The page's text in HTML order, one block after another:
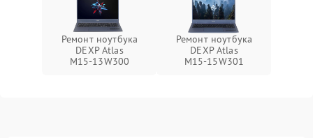
Ремонт ноутбука
DEXP Atlas
M15‑13W300
Ремонт ноутбука
DEXP Atlas
M15‑15W301